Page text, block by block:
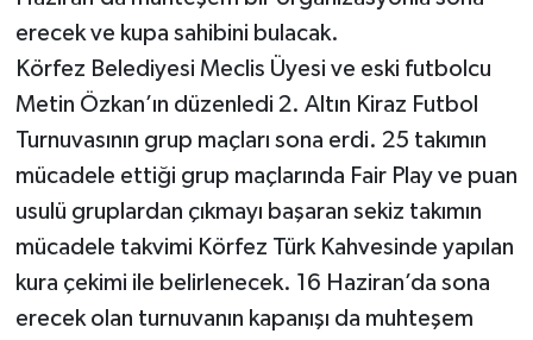
erecek ve kupa sahibini bulacak.
Körfez Belediyesi Meclis Üyesi ve eski futbolcu
Metin Özkan’ın düzenledi 2. Altın Kiraz Futbol
Turnuvasının grup maçları sona erdi. 25 takımın
mücadele ettiği grup maçlarında Fair Play ve puan
usulü gruplardan çıkmayı başaran sekiz takımın
mücadele takvimi Körfez Türk Kahvesinde yapılan
kura çekimi ile belirlenecek. 16 Haziran’da sona
erecek olan turnuvanın kapanışı da muhteşem